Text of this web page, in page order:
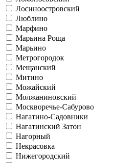
Лосиноостровский
Люблино
Марфино
Марьина Роща
Марьино
Метрогородок
Мещанский
Митино
Можайский
Молжаниновский
Москворечье-Сабурово
Нагатино-Садовники
Нагатинский Затон
Нагорный
Некрасовка
Нижегородский